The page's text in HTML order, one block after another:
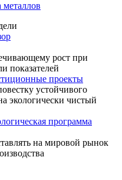
рост при
показателей
проекты
устойчивого
экологически чистый
программа
на мировой рынок